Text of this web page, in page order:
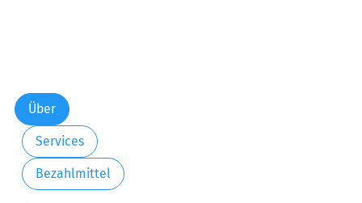
Über
Services
Bezahlmittel